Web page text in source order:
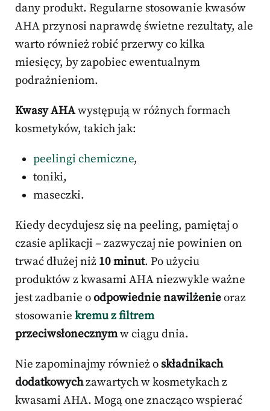
dany produkt. Regularne stosowanie kwasów
AHA przynosi naprawdę świetne rezultaty, ale
warto również robić przerwy co kilka
miesięcy, by zapobiec ewentualnym
podrażnieniom.
Kwasy AHAwystępują w różnych formach
kosmetyków, takich jak:
peelingi chemiczne,
toniki,
maseczki.
Kiedy decydujesz się na peeling, pamiętaj o
czasie aplikacji – zazwyczaj nie powinien on
trwać dłużej niż 10 minut. Po użyciu
produktów z kwasami AHA niezwykle ważne
jest zadbanie oodpowiednie nawilżenieoraz
stosowanie kremu z filtrem
przeciwsłonecznymw ciągu dnia.
Nie zapominajmy również o składnikach
dodatkowychzawartych w kosmetykach z
kwasami AHA. Mogą one znacząco wspierać